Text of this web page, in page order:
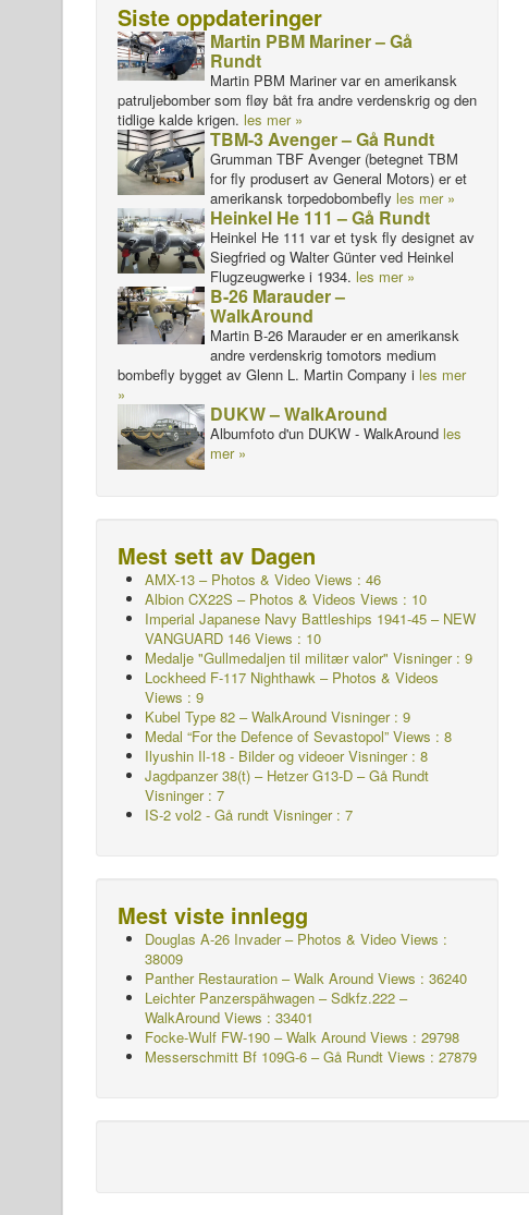
Siste oppdateringer
Martin PBM Mariner – Gå
Rundt
Martin PBM Mariner var en amerikansk
patruljebomber som fløy båt fra andre verdenskrig og den
tidlige kalde krigen. les mer »
TBM-3 Avenger – Gå Rundt
Grumman TBF Avenger (betegnet TBM
for fly produsert av General Motors) er et
amerikansk torpedobombefly les mer »
Heinkel He 111 – Gå Rundt
Heinkel He 111 var et tysk fly designet av
Siegfried og Walter Günter ved Heinkel
Flugzeugwerke i 1934. les mer »
B-26 Marauder –
WalkAround
Martin B-26 Marauder er en amerikansk
andre verdenskrig tomotors medium
bombefly bygget av Glenn L. Martin Company i les mer
»
DUKW – WalkAround
Albumfoto d'un DUKW - WalkAround les
mer »
Mest sett av Dagen
AMX-13 – Photos & Video Views : 46
Albion CX22S – Photos & Videos Views : 10
Imperial Japanese Navy Battleships 1941-45 – NEW
VANGUARD 146 Views : 10
Medalje "Gullmedaljen til militær valor" Visninger : 9
Lockheed F-117 Nighthawk – Photos & Videos
Views : 9
Kubel Type 82 – WalkAround Visninger : 9
Medal “For the Defence of Sevastopol” Views : 8
Ilyushin Il-18 - Bilder og videoer Visninger : 8
Jagdpanzer 38(t) – Hetzer G13-D – Gå Rundt
Visninger : 7
IS-2 vol2 - Gå rundt Visninger : 7
Mest viste innlegg
Douglas A-26 Invader – Photos & Video Views :
38009
Panther Restauration – Walk Around Views : 36240
Leichter Panzerspähwagen – Sdkfz.222 –
WalkAround Views : 33401
Focke-Wulf FW-190 – Walk Around Views : 29798
Messerschmitt Bf 109G-6 – Gå Rundt Views : 27879